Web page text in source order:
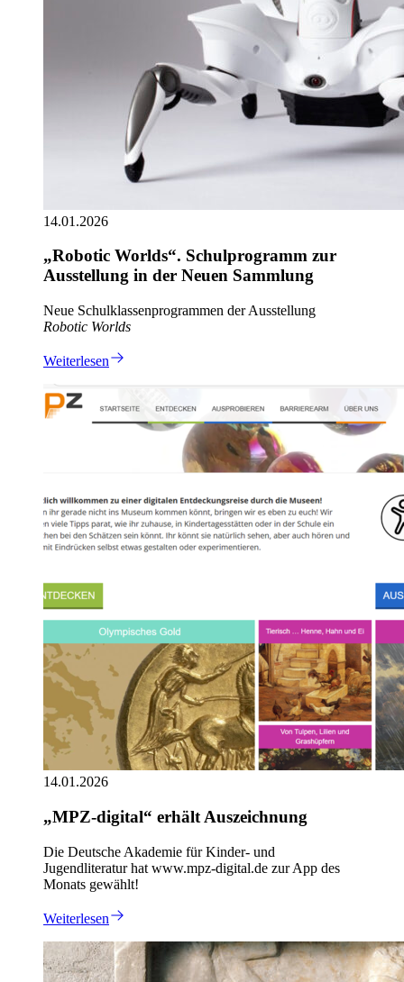
14.01.2026
„Robotic Worlds“. Schulprogramm zur
Ausstellung in der Neuen Sammlung
Neue Schulklassenprogrammen der Ausstellung
Robotic Worlds
Weiterlesen
14.01.2026
„MPZ-digital“ erhält Auszeichnung
Die Deutsche Akademie für Kinder- und
Jugendliteratur hat www.mpz-digital.de zur App des
Monats gewählt!
Weiterlesen